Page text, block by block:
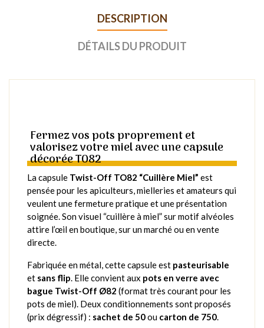
DESCRIPTION
DÉTAILS DU PRODUIT
Fermez vos pots proprement et
valorisez votre miel avec une capsule
décorée TO82
La capsule Twist-Off TO82 “Cuillère Miel” est
pensée pour les apiculteurs, mielleries et amateurs qui
veulent une fermeture pratique et une présentation
soignée. Son visuel “cuillère à miel” sur motif alvéoles
attire l’œil en boutique, sur un marché ou en vente
directe.
Fabriquée en métal, cette capsule est pasteurisable
et sans flip. Elle convient aux pots en verre avec
bague Twist-Off Ø82 (format très courant pour les
pots de miel). Deux conditionnements sont proposés
(prix dégressif) : sachet de 50ou carton de 750.